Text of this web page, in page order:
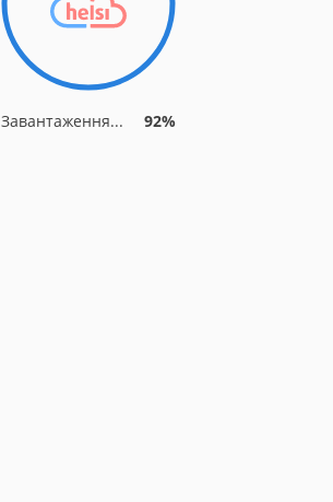
Завантаження... 92%